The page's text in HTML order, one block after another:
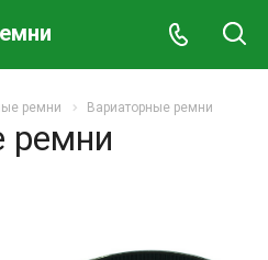
ремни Вариаторные ремни
ремни